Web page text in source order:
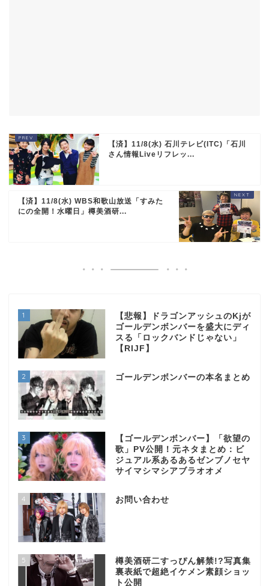
【済】11/8(水) 石川テレビ(ITC)「石川
さん情報Liveリフレッ...
【済】11/8(水) WBS和歌山放送「すみた
にの全開！水曜日」樽美酒研...
1
【悲報】ドラゴンアッシュのKjが
ゴールデンボンバーを盛大にディ
スる「ロックバンドじゃない」
【RIJF】
2 ゴールデンボンバーの本名まとめ
3
【ゴールデンボンバー】「欲望の
歌」PV公開！元ネタまとめ：ビ
ジュアル系あるあるゼンブノセヤ
サイマシマシアブラオオメ
4 お問い合わせ
5
樽美酒研二すっぴん解禁!?写真集
裏表紙で超絶イケメン素顔ショッ
ト公開